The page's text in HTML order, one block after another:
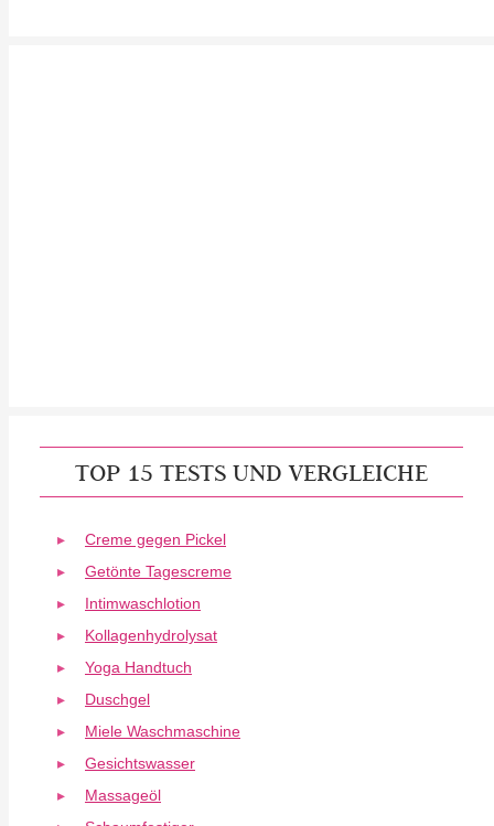
TOP 15 TESTS UND VERGLEICHE
Creme gegen Pickel
Getönte Tagescreme
Intimwaschlotion
Kollagenhydrolysat
Yoga Handtuch
Duschgel
Miele Waschmaschine
Gesichtswasser
Massageöl